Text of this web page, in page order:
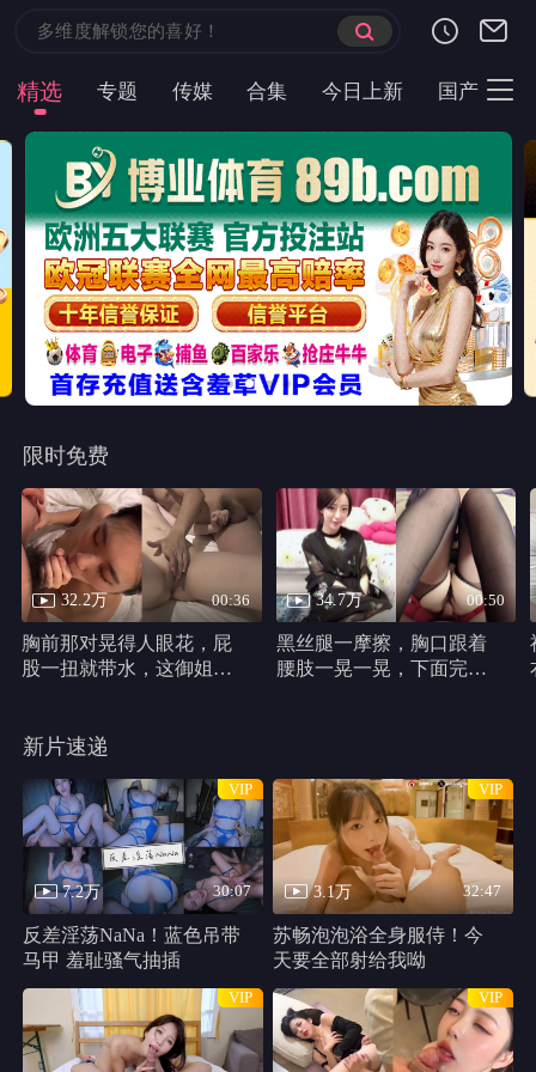
首页 现代言情 都市短剧 云短榜单 最近更新
千万别松手HD
类型：恐怖片 主演：哈莉·贝瑞,克里斯汀·帕克,马修·凯文·安德森,史蒂芬妮·拉文
尼,Percy,Daggs,IV,安东尼·B.詹金斯,Cadence,Compton
共 1 集
千万别松手 线路1